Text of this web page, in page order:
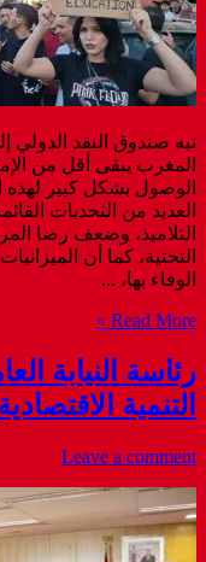
نبه صندوق النقد الدولي
المغرب يبقى أقل من
الوصول بشكل كبير لهذه
العديد من التحديات
التلاميذ، وضعف رضا
التحتية، كما أن
الوفاء بها، ...
Read More »
رئاسة النيابة
التنمية
Leave a comment